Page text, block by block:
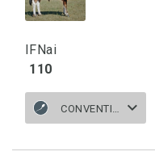
IFNai
110
CONVENTIONNELLE